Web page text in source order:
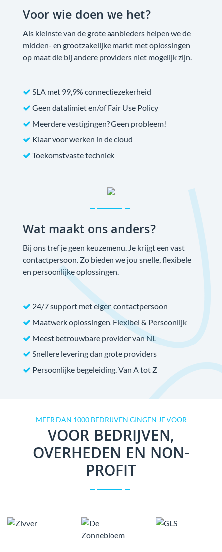
Voor wie doen we het?
Als kleinste van de grote aanbieders helpen we de
midden- en grootzakelijke markt met oplossingen
op maat die bij andere providers niet mogelijk zijn.
SLA met 99,9% connectiezekerheid
Geen datalimiet en/of Fair Use Policy
Meerdere vestigingen? Geen probleem!
Klaar voor werken in de cloud
Toekomstvaste techniek
Wat maakt ons anders?
Bij ons tref je geen keuzemenu. Je krijgt een vast
contactpersoon. Zo bieden we jou snelle, flexibele
en persoonlijke oplossingen.
24/7 support met eigen contactpersoon
Maatwerk oplossingen. Flexibel & Persoonlijk
Meest betrouwbare provider van NL
Snellere levering dan grote providers
Persoonlijke begeleiding. Van A tot Z
MEER DAN 1000 BEDRIJVEN GINGEN JE VOOR
VOOR BEDRIJVEN,
OVERHEDEN EN NON-
PROFIT